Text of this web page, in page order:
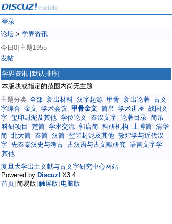
登录
论坛 > 学界资讯
今日0 主题1955
发帖
学界资讯 [默认排序]
本版块或指定的范围内尚无主题
主题分类 全部 新出材料 汉字起源 甲骨 新出论著 古文
字综合 金文 学术会议 甲骨金文 简帛 学术讲座 战国文
字 玺印封泥及其他 学位论文 秦汉文字 论著目录 简帛
科研项目
楚简 学术交流 郭店简 科研机构 上博简 清华
简 北大简 秦简 汉简 玺印封泥及其他 敦煌学与近代汉
字 先秦秦汉史与考古 古汉语与古文献研究 语言文字学
其他
复旦大学出土文献与古文字研究中心网站
Powered by Discuz! X3.4
首页 简易版 触屏版 电脑版